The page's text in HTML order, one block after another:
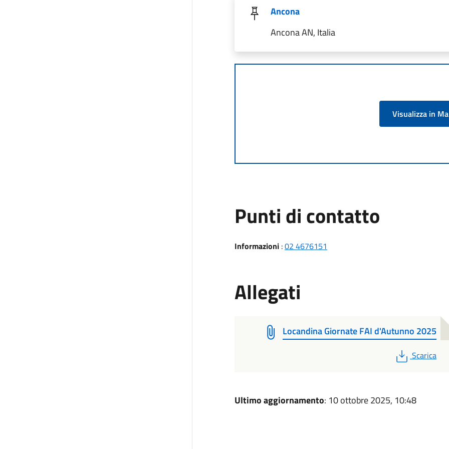
Ancona
Ancona AN, Italia
Visualizza in
Punti di contatto
Informazioni:02 4676151
Allegati
Locandina Giornate FAI d'Autunno 2025
PDF
Scarica
Ultimo aggiornamento: 10 ottobre 2025, 10:48